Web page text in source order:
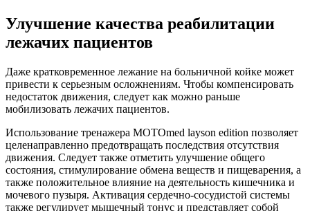
Улучшение качества реабилитации
лежачих пациентов
Даже кратковременное лежание на больничной койке может
привести к серьезным осложнениям. Чтобы компенсировать
недостаток движения, следует как можно раньше
мобилизовать лежачих пациентов.
Использование тренажера MOTOmed layson edition позволяет
целенаправленно предотвращать последствия отсутствия
движения. Следует также отметить улучшение общего
состояния, стимулирование обмена веществ и пищеварения, а
также положительное влияние на деятельность кишечника и
мочевого пузыря. Активация сердечно-сосудистой системы
также регулирует мышечный тонус и представляет собой